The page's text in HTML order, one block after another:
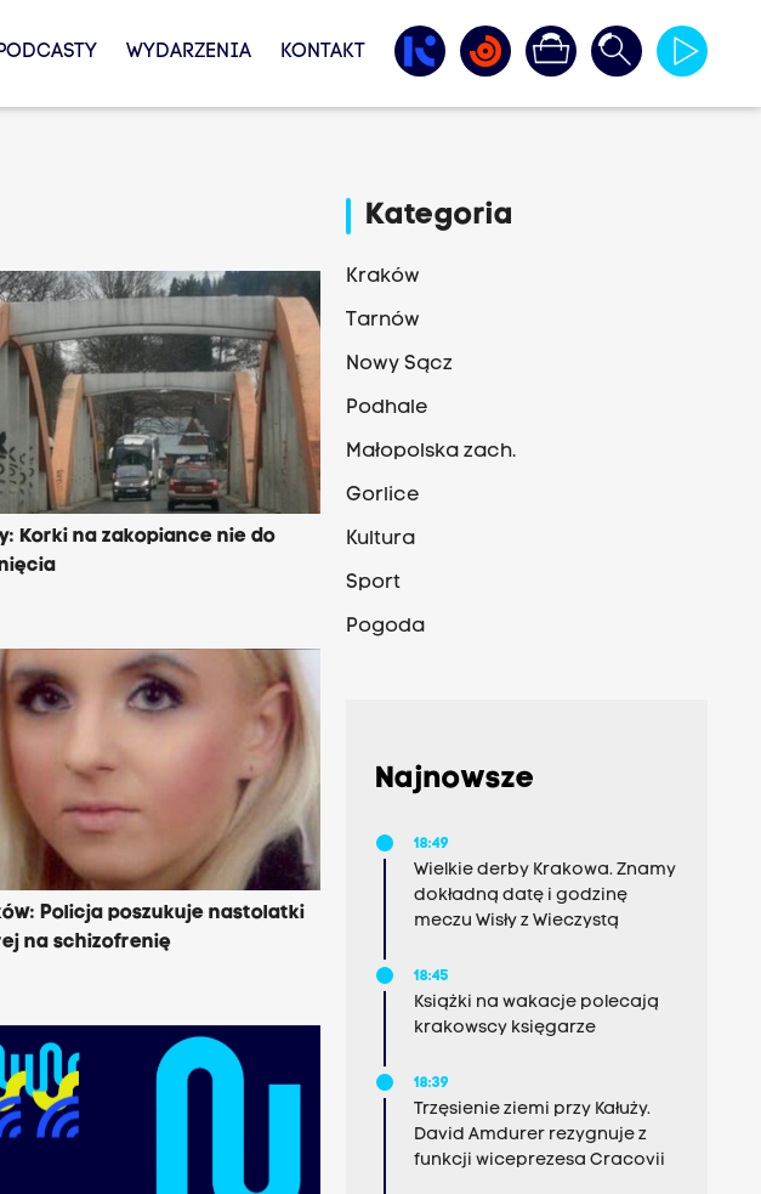
PODCASTY WYDARZENIA KONTAKT
Korki na zakopiance nie do
Policja poszukuje nastolatki
na schizofrenię
Kategoria
Kraków
Tarnów
Nowy Sącz
Podhale
Małopolska zach.
Gorlice
Kultura
Sport
Pogoda
Najnowsze
18:49
Wielkie derby Krakowa. Znamy
dokładną datę i godzinę
meczu Wisły z Wieczystą
18:45
Książki na wakacje polecają
krakowscy księgarze
18:39
Trzęsienie ziemi przy Kałuży.
David Amdurer rezygnuje z
funkcji wiceprezesa Cracovii